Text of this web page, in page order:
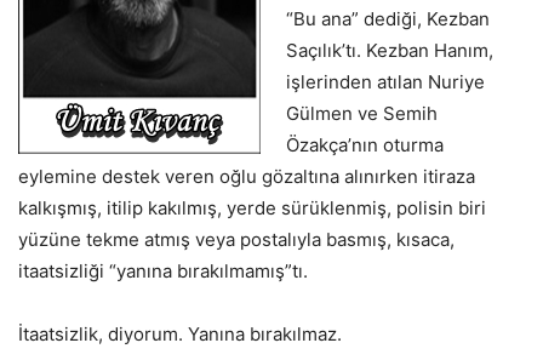
“Bu ana” dediği, Kezban
Saçılık’tı. Kezban Hanım,
işlerinden atılan Nuriye
Gülmen ve Semih
Özakça’nın oturma
eylemine destek veren oğlu gözaltına alınırken itiraza
kalkışmış, itilip kakılmış, yerde sürüklenmiş, polisin biri
yüzüne tekme atmış veya postalıyla basmış, kısaca,
itaatsizliği “yanına bırakılmamış”tı.
İtaatsizlik, diyorum. Yanına bırakılmaz.